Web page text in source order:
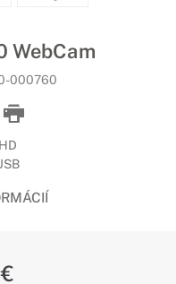
WebCam
000760